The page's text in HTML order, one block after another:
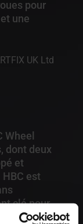
pour
une
UK Ltd
Wheel
dont deux
et
est
clé pour
relation